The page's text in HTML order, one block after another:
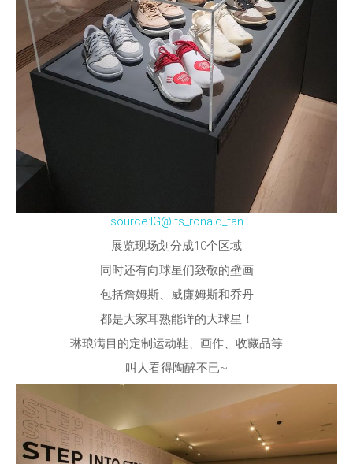
source:IG@its_ronald_tan
展览现场划分成10个区域
同时还有向球星们致敬的壁画
包括詹姆斯、威廉姆斯和乔丹
都是大家耳熟能详的大球星！
琳琅满目的定制运动鞋、画作、收藏品等
叫人看得陶醉不已~